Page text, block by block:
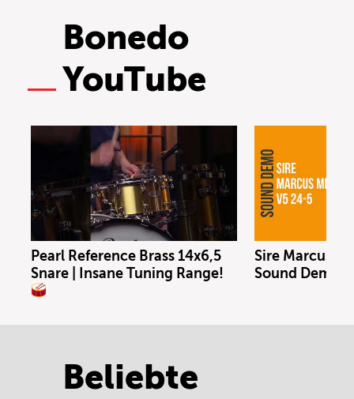
Bonedo
YouTube
Pearl Reference Brass 14x6,5
Snare | Insane Tuning Range!
Sire Marcus
Sound Demo
Beliebte